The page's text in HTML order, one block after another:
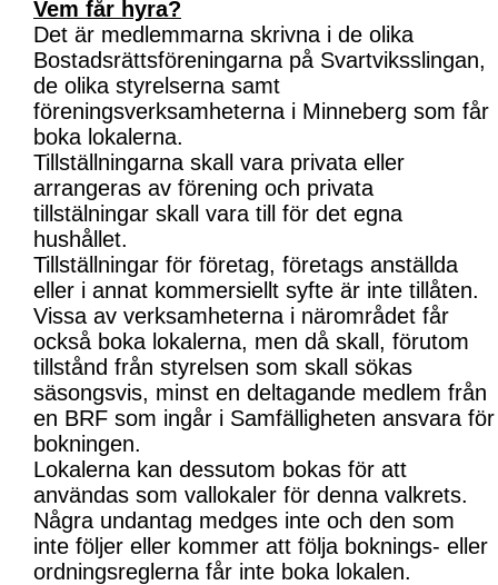
Vem får hyra?
Det är medlemmarna skrivna i de olika
Bostadsrättsföreningarna på Svartviksslingan,
de olika styrelserna samt
föreningsverksamheterna i Minneberg som får
boka lokalerna.
Tillställningarna skall vara privata eller
arrangeras av förening och privata
tillstälningar skall vara till för det egna
hushållet.
Tillställningar för företag, företags anställda
eller i annat kommersiellt syfte är inte tillåten.
Vissa av verksamheterna i närområdet får
också boka lokalerna, men då skall, förutom
tillstånd från styrelsen som skall sökas
säsongsvis, minst en deltagande medlem från
en BRF som ingår i Samfälligheten ansvara för
bokningen.
Lokalerna kan dessutom bokas för att
användas som vallokaler för denna valkrets.
Några undantag medges inte och den som
inte följer eller kommer att följa boknings- eller
ordningsreglerna får inte boka lokalen.